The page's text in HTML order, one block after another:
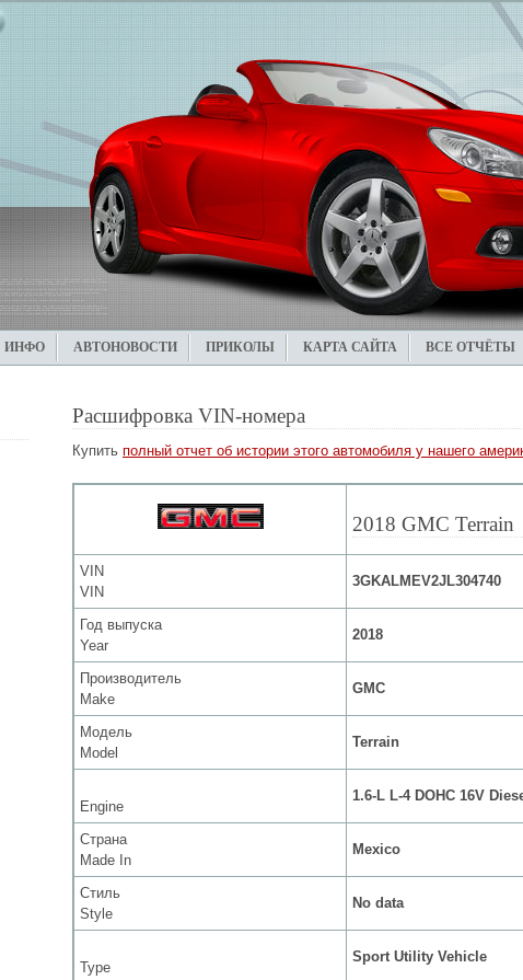
ИНФО АВТОНОВОСТИ ПРИКОЛЫ КАРТА САЙТА ВСЕ ОТЧЁТЫ
Расшифровка VIN-номера
Купить полный отчет об истории этого автомобиля у нашего
2018 GMC Terrain
VIN
VIN
3GKALMEV2JL304740
Год выпуска
Year
2018
Производитель
Make
GMC
Модель
Model
Terrain
Engine
1.6-L L-4 DOHC 16V
Страна
Made In
Mexico
Стиль
Style
No data
Type
Sport Utility Vehicle